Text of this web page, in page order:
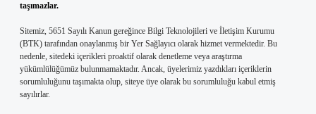
taşımazlar.
Sitemiz, 5651 Sayılı Kanun gereğince Bilgi Teknolojileri ve İletişim Kurumu
(BTK) tarafından onaylanmış bir Yer Sağlayıcı olarak hizmet vermektedir. Bu
nedenle, sitedeki içerikleri proaktif olarak denetleme veya araştırma
yükümlülüğümüz bulunmamaktadır. Ancak, üyelerimiz yazdıkları içeriklerin
sorumluluğunu taşımakta olup, siteye üye olarak bu sorumluluğu kabul etmiş
sayılırlar.